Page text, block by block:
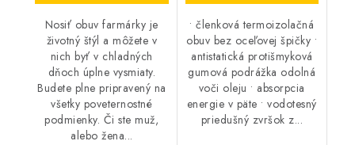
Nosiť obuv farmárky je
životný štýl a môžete v
nich byť v chladných
dňoch úplne vysmiaty.
Budete plne pripravený na
všetky poveternostné
podmienky. Či ste muž,
alebo žena...
• členková termoizolačná
obuv bez oceľovej špičky •
antistatická protišmyková
gumová podrážka odolná
voči oleju • absorpcia
energie v päte • vodotesný
priedušný zvršok z...